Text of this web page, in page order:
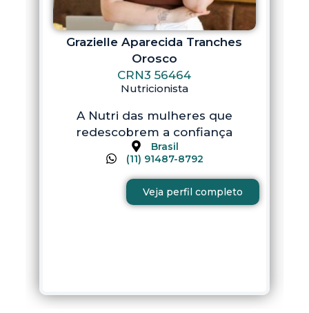
Grazielle Aparecida Tranches
Orosco
CRN3 56464
Nutricionista
A Nutri das mulheres que
redescobrem a confiança
Brasil
(11) 91487-8792
Veja perfil completo